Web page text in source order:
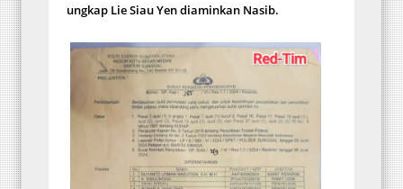
ungkap Lie Siau Yen diaminkan Nasib.